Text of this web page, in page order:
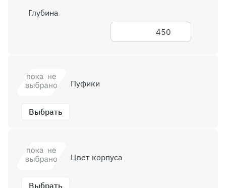
Глубина
450
Выбрать
Пуфики
Выбрать
Цвет корпуса